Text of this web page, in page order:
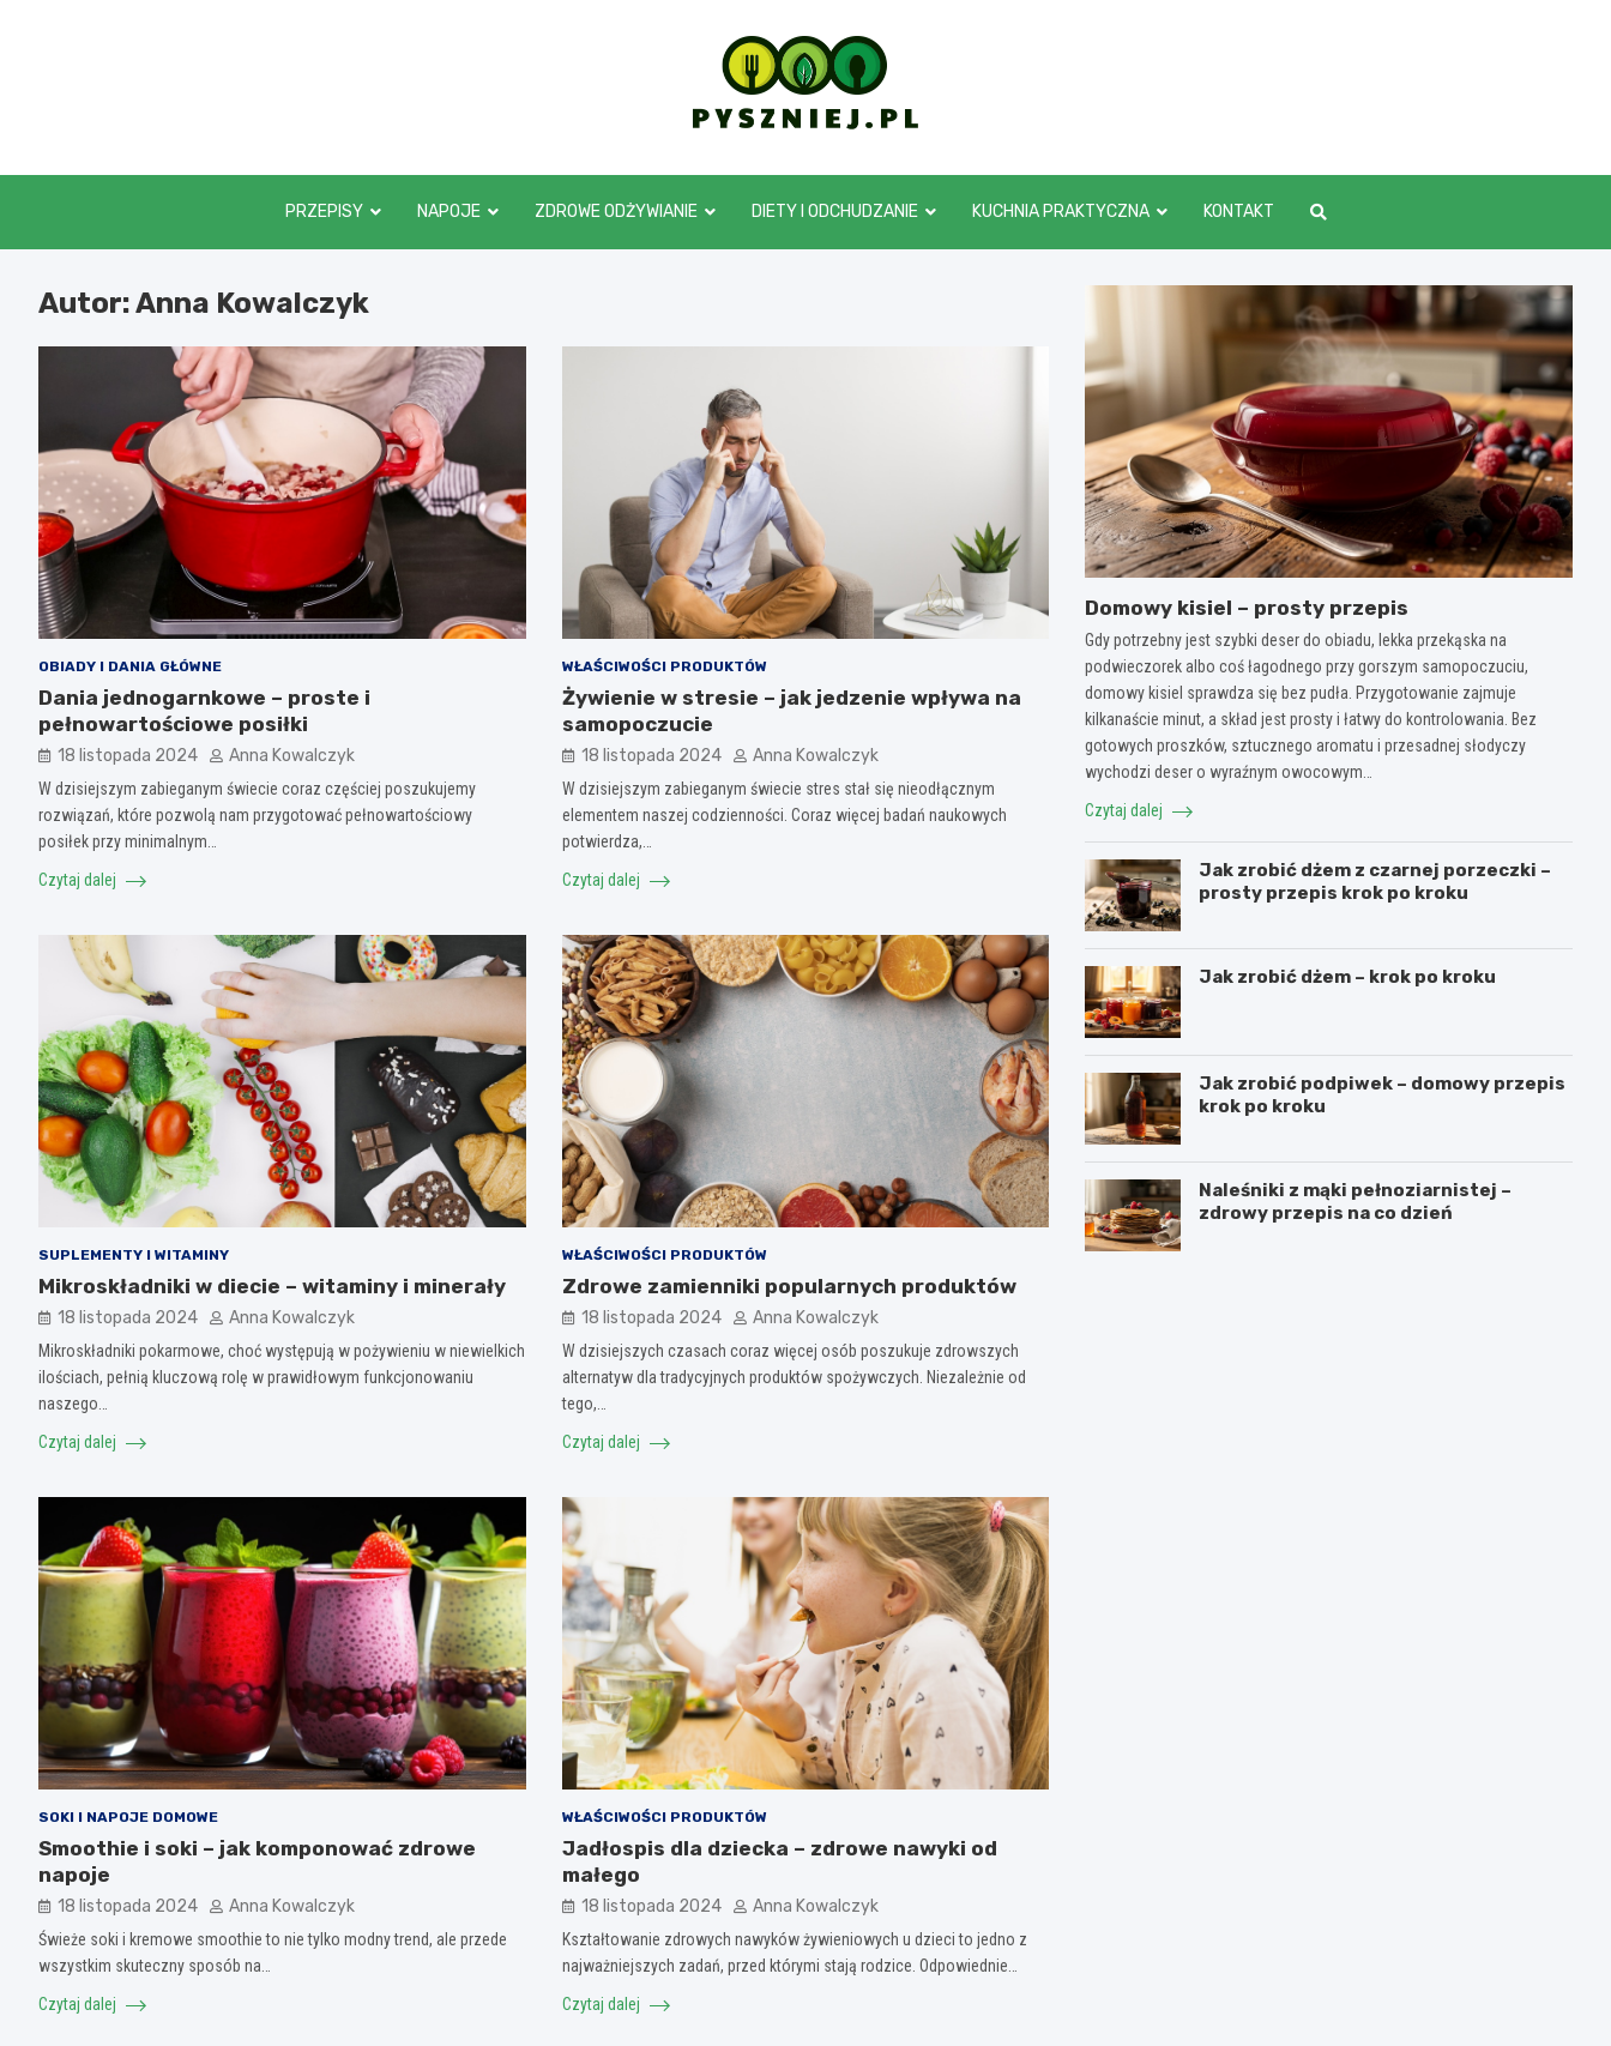
pyszniej.pl
PRZEPISY NAPOJE ZDROWE ODŻYWIANIE DIETY I ODCHUDZANIE KUCHNIA PRAKTYCZNA KONTAKT
Autor:Anna Kowalczyk
OBIADY I DANIA GŁÓWNE
Dania jednogarnkowe – proste i
pełnowartościowe posiłki
18 listopada 2024 Anna Kowalczyk
W dzisiejszym zabieganym świecie coraz częściej poszukujemy
rozwiązań, które pozwolą nam przygotować pełnowartościowy
posiłek przy minimalnym…
Czytaj dalej
WŁAŚCIWOŚCI PRODUKTÓW
Żywienie w stresie – jak jedzenie wpływa na
samopoczucie
18 listopada 2024 Anna Kowalczyk
W dzisiejszym zabieganym świecie stres stał się nieodłącznym
elementem naszej codzienności. Coraz więcej badań naukowych
potwierdza,…
Czytaj dalej
SUPLEMENTY I WITAMINY
Mikroskładniki w diecie – witaminy i minerały
18 listopada 2024 Anna Kowalczyk
Mikroskładniki pokarmowe, choć występują w pożywieniu w niewielkich
ilościach, pełnią kluczową rolę w prawidłowym funkcjonowaniu
naszego…
Czytaj dalej
WŁAŚCIWOŚCI PRODUKTÓW
Zdrowe zamienniki popularnych produktów
18 listopada 2024 Anna Kowalczyk
W dzisiejszych czasach coraz więcej osób poszukuje zdrowszych
alternatyw dla tradycyjnych produktów spożywczych. Niezależnie od
tego,…
Czytaj dalej
SOKI I NAPOJE DOMOWE
Smoothie i soki – jak komponować zdrowe
napoje
18 listopada 2024 Anna Kowalczyk
Świeże soki i kremowe smoothie to nie tylko modny trend, ale przede
wszystkim skuteczny sposób na…
Czytaj dalej
WŁAŚCIWOŚCI PRODUKTÓW
Jadłospis dla dziecka – zdrowe nawyki od
małego
18 listopada 2024 Anna Kowalczyk
Kształtowanie zdrowych nawyków żywieniowych u dzieci to jedno z
najważniejszych zadań, przed którymi stają rodzice. Odpowiednie…
Czytaj dalej
Domowy kisiel – prosty przepis
Gdy potrzebny jest szybki deser do obiadu, lekka przekąska na
podwieczorek albo coś łagodnego przy gorszym samopoczuciu,
domowy kisiel sprawdza się bez pudła. Przygotowanie zajmuje
kilkanaście minut, a skład jest prosty i łatwy do kontrolowania. Bez
gotowych proszków, sztucznego aromatu i przesadnej słodyczy
wychodzi deser o wyraźnym owocowym…
Czytaj dalej
Jak zrobić dżem z czarnej porzeczki –
prosty przepis krok po kroku
Jak zrobić dżem – krok po kroku
Jak zrobić podpiwek – domowy przepis
krok po kroku
Naleśniki z mąki pełnoziarnistej –
zdrowy przepis na co dzień